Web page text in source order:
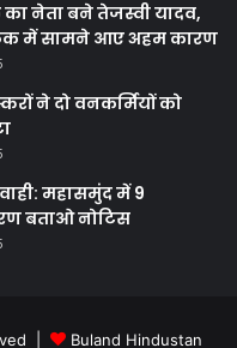
नेता बने तेजस्वी यादव,
में सामने आए अहम कारण
ने दो वनकर्मियों को
महासमुंद में 9
बताओ नोटिस
| Buland Hindustan